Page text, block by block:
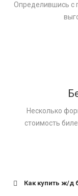
Определившись с
Несколько
стоимость
Как купить ж/д